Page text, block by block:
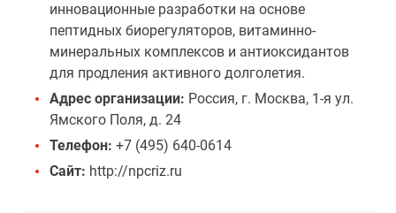
инновационные разработки на основе
пептидных биорегуляторов, витаминно-
минеральных комплексов и антиоксидантов
для продления активного долголетия.
Адрес организации: Россия, г. Москва, 1-я ул.
Ямского Поля, д. 24
Телефон: +7 (495) 640-0614
Сайт: http://npcriz.ru